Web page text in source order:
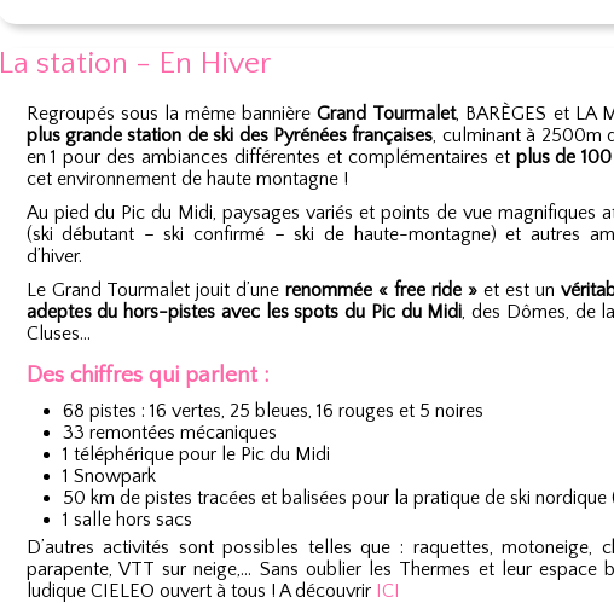
La station - En Hiver
Regroupés sous la même bannièreGrand Tourmalet, BARÈGES et LA
plus grande station de ski des Pyrénées françaises, culminant à 2500m
en 1 pour des ambiances différentes et complémentaires et plus de
cet environnement de haute montagne !
Au pied du Pic du Midi, paysages variés et points de vue magnifiques
(ski débutant – ski confirmé – ski de haute-montagne) et autres
d’hiver.
Le Grand Tourmalet jouit d’unerenommée « free ride » et est un
adeptes du hors-pistes avec les spots du Pic du Midi, des Dômes, de
Cluses...
Des chiffres qui parlent :
68 pistes : 16 vertes, 25 bleues, 16 rouges et 5 noires
33 remontées mécaniques
1 téléphérique pour le Pic du Midi
1 Snowpark
50 km de pistes tracées et balisées pour la pratique de ski nordique
1 salle hors sacs
D’autres activités sont possibles telles que : raquettes, motoneige,
parapente, VTT sur neige,… Sans oublier les Thermes et leur espace
ludique CIELEO ouvert à tous ! A découvrir ICI